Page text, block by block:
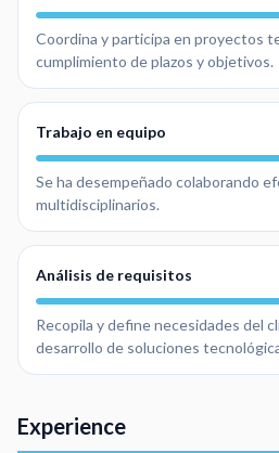
Coordina y participa en proyectos
cumplimiento de plazos y objetivos.
Trabajo en equipo
Se ha desempeñado colaborando
multidisciplinarios.
Análisis de requisitos
Recopila y define necesidades del
desarrollo de soluciones
Experience